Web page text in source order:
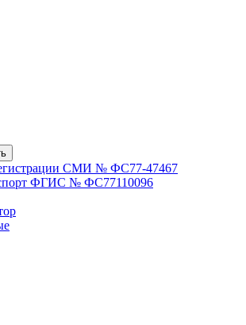
СМИ № ФС77-47467
ФГИС № ФС77110096